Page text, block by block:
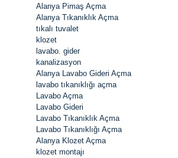
Alanya Pimaş Açma
Alanya Tıkanıklık Açma
tıkalı tuvalet
klozet
lavabo. gider
kanalizasyon
Alanya Lavabo Gideri Açma
lavabo tıkanıklığı açma
Lavabo Açma
Lavabo Gideri
Lavabo Tıkanıklık Açma
Lavabo Tıkanıklığı Açma
Alanya Klozet Açma
klozet montajı